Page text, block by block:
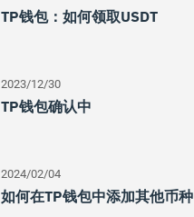
TP钱包：如何领取USDT
2023/12/30
TP钱包确认中
2024/02/04
如何在TP钱包中添加其他币种